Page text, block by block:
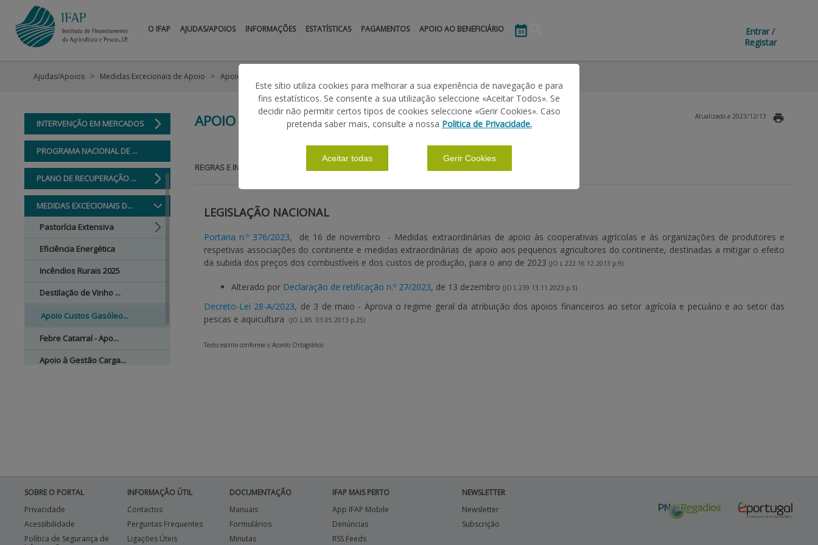
O IFAP AJUDAS/APOIOS INFORMAÇÕES ESTATÍSTICAS PAGAMENTOS APOIO AO BENEFICIÁRIO
Entrar /
Registar
AJUDAS/APOIOS
CONDIÇÕES GERAIS
INTERVENÇÃO EM MERCADOS
PROGRAMA NACIONAL DE ...
PLANO DE RECUPERAÇÃO ...
MEDIDAS EXCECIONAIS D...
Pastorícia Extensiva
Eficiência Energética
Incêndios Rurais 2025
Destilação de Vinho ...
Apoio Custos Gasóleo...
Febre Catarral - Apo...
Apoio à Gestão Carga...
Ajudas/Apoios Medidas Excecionais de Apoio Apoio Custos Gasóleo OP e Cooperativas
APOIO CUSTOS GASÓLEO OP E COOPERATIVAS
REGRAS E INFORMAÇÕES BÁSICAS
Atualizado a 2023/12/13
LEGISLAÇÃO NACIONAL
Portaria n.º 376/2023,
de 16 de novembro - Medidas extraordinárias de apoio às cooperativas agrícolas e às organizações de produtores e
respetivas associações do continente e medidas extraordinárias de apoio aos pequenos agricultores do continente, destinadas a mitigar o efeito
da subida dos preços dos combustíveis e dos custos de produção, para o ano de 2023 (JO L 222 16.12.2013 p.9)
Alterado por Declaração de retificação n.º 27/2023, de 13 dezembro (JO L 239 13.11.2023 p.3)
Decreto-Lei 28-A/2023, de 3 de maio - Aprova o regime geral da atribuição dos apoios financeiros ao setor agrícola e pecuário e ao setor das
pescas e aquicultura
(JO L 85 03.05.2013 p.25)
Texto escrito conforme o Acordo Ortográfico.
SOBRE O PORTAL
Privacidade
Acessibilidade
Política de Segurança de
INFORMAÇÃO ÚTIL
Contactos
Perguntas Frequentes
Ligações Úteis
DOCUMENTAÇÃO
Manuais
Formulários
Minutas
IFAP MAIS PERTO
App IFAP Mobile
Denúncias
RSS Feeds
NEWSLETTER
Newsletter
Subscrição
Este sítio utiliza cookies para melhorar a sua experiência de navegação e para
fins estatísticos. Se consente a sua utilização seleccione «Aceitar Todos». Se
decidir não permitir certos tipos de cookies seleccione «Gerir Cookies». Caso
pretenda saber mais, consulte a nossa Politica de Privacidade.
Aceitar todas Gerir Cookies